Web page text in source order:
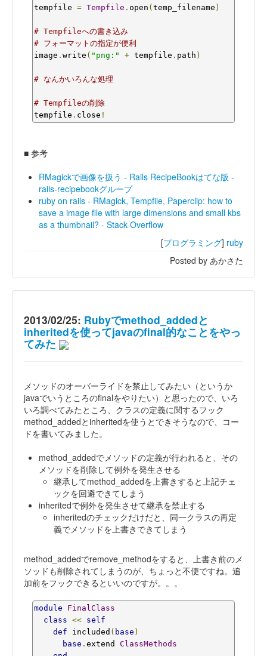
tempfile = Tempfile . open ( temp_filename )
# Tempfileへの書き込み
# フォーマットの指定が便利
image . write ( "png:" + tempfile . path )
# なんかいろんな処理
# Tempfileの削除
tempfile . close !
■ 参考
RMagickで画像を扱う - Rails RecipeBookはてな版 -
rails-recipebookグループ
ruby on rails - RMagick, Tempfile, Paperclip: how to
save a image file with large dimensions and small kbs
as a thumbnail? - Stack Overflow
[プログラミング] ruby
Posted by あかさた
2013/02/25: Rubyでmethod_addedと
inheritedを使ってjavaのfinal的なことをやっ
てみた
メソッドのオーバーライドを禁止してみたい（というか
javaでいうところのfinalをやりたい）と思ったので、いろ
いろ調べてみたところ、クラスの定義に関するフック
method_addedとinheritedを使うとできそうなので、コー
ドを書いてみました。
method_addedでメソッドの定義が行われると、その
メソッドを削除して例外を発生させる
継承してmethod_addedを上書きすると上記チェ
ックを回避できてしまう
inheritedで例外を発生させて継承を禁止する
inheritedのチェックだけだと、同一クラスの再定
義でメソッドを上書きできてしまう
method_addedでremove_methodをすると、上書き前のメ
ソッドも削除されてしまうのが、ちょっと不便ですね。追
加前をフックできるといいのですが。。。
module
FinalClass
class << self
def included ( base )
base . extend ClassMethods